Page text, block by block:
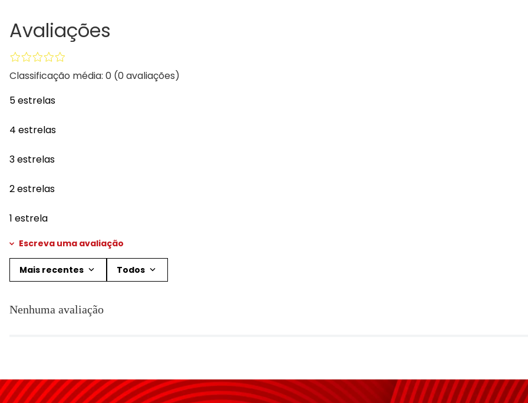
Avaliações
Classificação média: 0 (0 avaliações)
5 estrelas
4 estrelas
3 estrelas
2 estrelas
1 estrela
Escreva uma avaliação
Título
★★★★★
Seu nome
Mais recentes Todos
Nenhuma avaliação